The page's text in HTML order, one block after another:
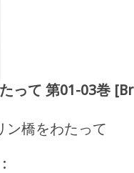
って 第01-03巻
ン橋をわたって